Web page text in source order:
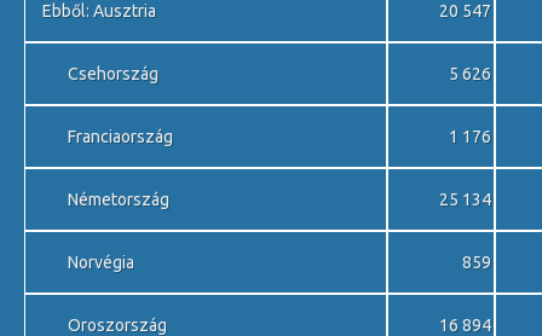
Ebből: Ausztria 20 547
Csehország 5 626
Franciaország 1 176
Németország 25 134
Norvégia 859
Oroszország 16 894